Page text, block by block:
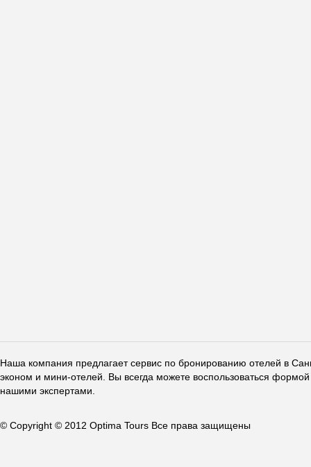
Наша компания предлагает сервис по бронированию отелей в
эконом и мини-отелей. Вы всегда можете воспользоваться
нашими экспертами.
© Copyright © 2012 Optima Tours Все права защищены